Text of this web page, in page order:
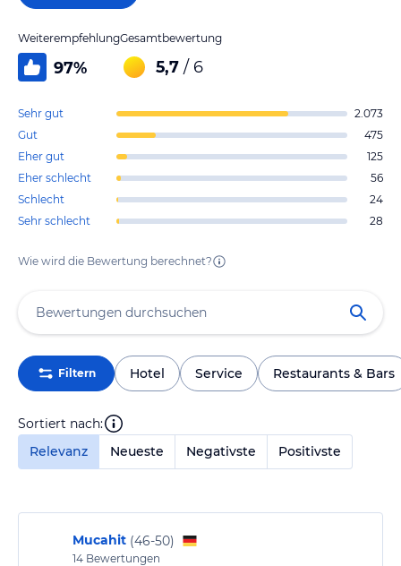
Weiterempfehlung
97%
Gesamtbewertung
5,7 / 6
Sehr gut
2.073
Gut
475
Eher gut
125
Eher schlecht
56
Schlecht
24
Sehr schlecht
28
Wie wird die Bewertung berechnet?
Filtern Hotel Service Restaurants & Bars
Sortiert nach:
Relevanz
Neueste Negativste Positivste
Mucahit (46-50)
14 Bewertungen